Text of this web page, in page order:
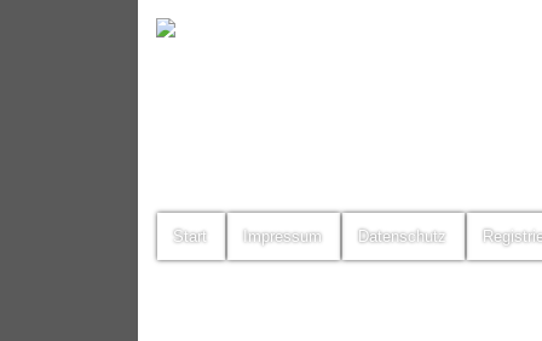
Start Impressum Datenschutz